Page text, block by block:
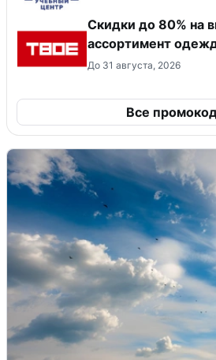
Скидки до 80% на
ассортимент
До 31 августа, 2026
Все